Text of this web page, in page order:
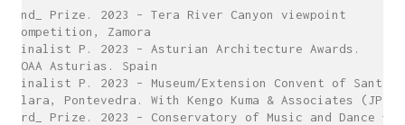
2nd_ Prize. 2023 – Tera River Canyon viewpoint
Competition, Zamora
Finalist P. 2023 – Asturian Architecture Awards.
COAA Asturias. Spain
Finalist P. 2023 – Museum/Extension Convent of Santa
Clara, Pontevedra. With Kengo Kuma & Associates (JP)
3rd_ Prize. 2023 – Conservatory of Music and Dance +